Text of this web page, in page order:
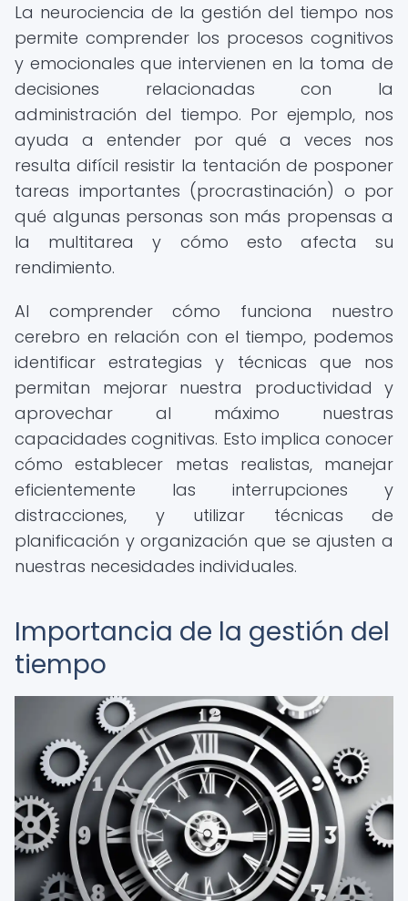
La neurociencia de la gestión del tiempo nos
permite comprender los procesos cognitivos
y emocionales que intervienen en la toma de
decisiones relacionadas con la
administración del tiempo. Por ejemplo, nos
ayuda a entender por qué a veces nos
resulta difícil resistir la tentación de posponer
tareas importantes (procrastinación) o por
qué algunas personas son más propensas a
la multitarea y cómo esto afecta su
rendimiento.
Al comprender cómo funciona nuestro
cerebro en relación con el tiempo, podemos
identificar estrategias y técnicas que nos
permitan mejorar nuestra productividad y
aprovechar al máximo nuestras
capacidades cognitivas. Esto implica conocer
cómo establecer metas realistas, manejar
eficientemente las interrupciones y
distracciones, y utilizar técnicas de
planificación y organización que se ajusten a
nuestras necesidades individuales.
Importancia de la gestión del
tiempo